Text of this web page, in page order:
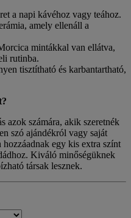
a napi kávéhoz vagy teához.
amely ellenáll a
mintákkal van ellátva,
rutinba.
tisztítható és karbantartható,
azok számára, akik szeretnék
szó ajándékról vagy saját
egy kis extra színt
Kiváló minőségüknek
társak lesznek.